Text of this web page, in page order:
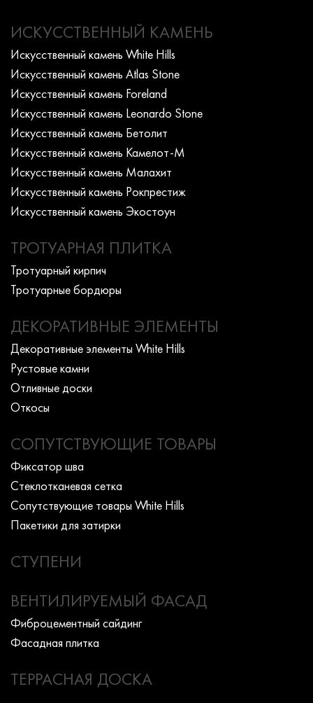
ИСКУССТВЕННЫЙ КАМЕНЬ
Искусcтвенный камень White Hills
Искусcтвенный камень Atlas Stone
Искусcтвенный камень Foreland
Искусcтвенный камень Leonardo Stone
Искусcтвенный камень Бетолит
Искусcтвенный камень Камелот-М
Искусcтвенный камень Малахит
Искусcтвенный камень Рокпрестиж
Искусcтвенный камень Экостоун
ТРОТУАРНАЯ ПЛИТКА
Тротуарный кирпич
Тротуарные бордюры
ДЕКОРАТИВНЫЕ ЭЛЕМЕНТЫ
Декоративные элементы White Hills
Рустовые камни
Отливные доски
Откосы
СОПУТСТВУЮЩИЕ ТОВАРЫ
Фиксатор шва
Стеклотканевая сетка
Сопутствующие товары White Hills
Пакетики для затирки
СТУПЕНИ
ВЕНТИЛИРУЕМЫЙ ФАСАД
Фиброцементный сайдинг
Фасадная плитка
ТЕРРАСНАЯ ДОСКА